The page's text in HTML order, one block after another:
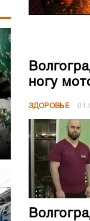
ногу
ЗДОРОВЬЕ